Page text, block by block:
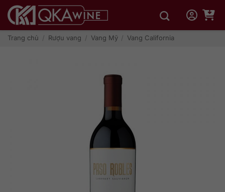
qua
dungTrang chủ / Rượu vang / Vang Mỹ / Vang California